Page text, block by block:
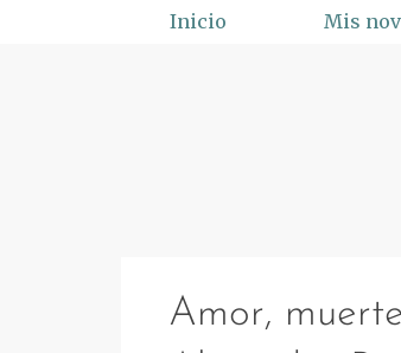
Inicio Mis
Amor,